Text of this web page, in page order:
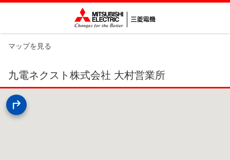
マップを見る
九電ネクスト株式会社 大村営業所